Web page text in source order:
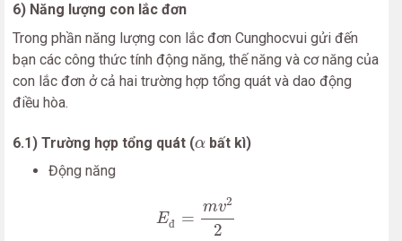
6) Năng lượng con lắc đơn
Trong phần năng lượng con lắc đơn Cunghocvui gửi đến
bạn các công thức tính động năng, thế năng và cơ năng của
con lắc đơn ở cả hai trường hợp tổng quát và dao động
điều hòa.
6.1) Trường hợp tổng quát (α
α bất kì)
Động năng
Eđ =
mv2
2
2